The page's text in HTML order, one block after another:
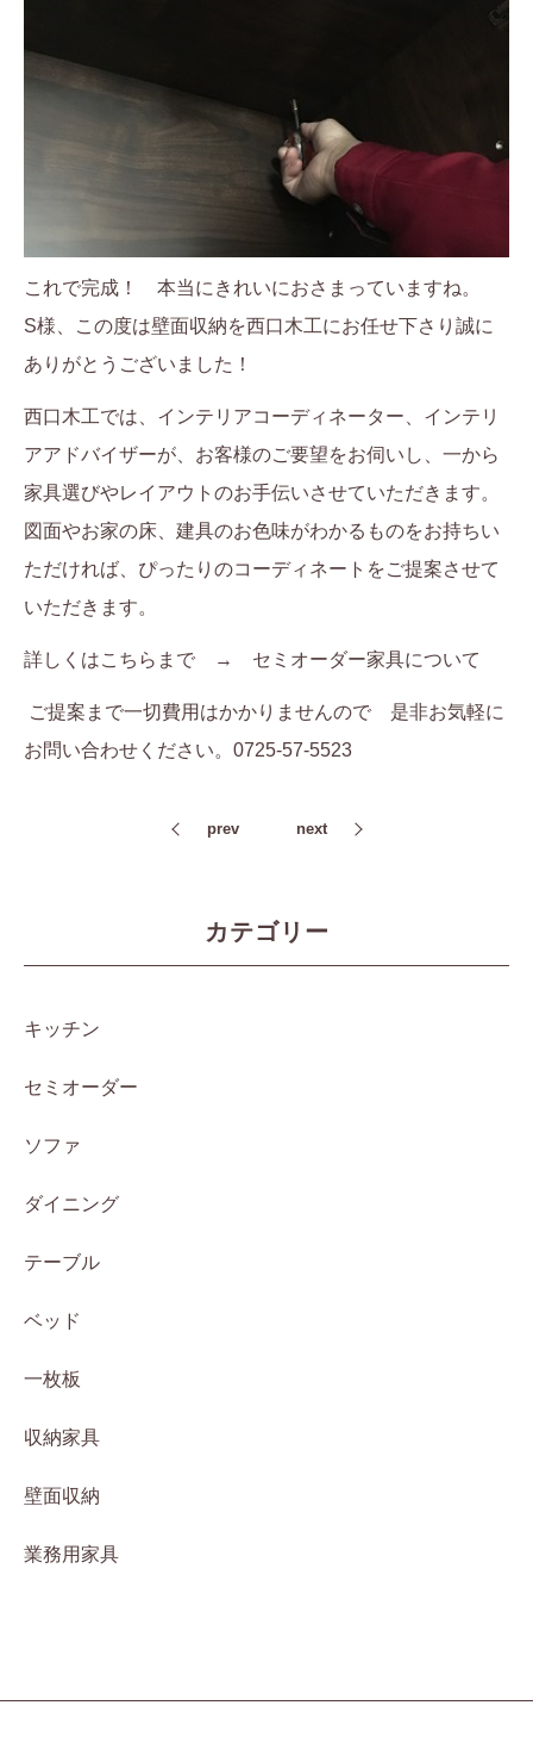
これで完成！ 本当にきれいにおさまっていますね。
S様、この度は壁面収納を西口木工にお任せ下さり誠に
ありがとうございました！
西口木工では、インテリアコーディネーター、インテリ
アアドバイザーが、お客様のご要望をお伺いし、一から
家具選びやレイアウトのお手伝いさせていただきます。
図面やお家の床、建具のお色味がわかるものをお持ちい
ただければ、ぴったりのコーディネートをご提案させて
いただきます。
詳しくはこちらまで → セミオーダー家具について
ご提案まで一切費用はかかりませんので 是非お気軽に
お問い合わせください。0725-57-5523
prev next
カテゴリー
キッチン
セミオーダー
ソファ
ダイニング
テーブル
ベッド
一枚板
収納家具
壁面収納
業務用家具